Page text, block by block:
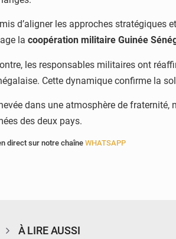
d’aligner les approches
la coopération militaire Guinée
les responsables militaires ont
Cette dynamique confirme la
dans une atmosphère de
des deux pays.
direct sur notre chaîne WHATSAPP
À LIRE AUSSI